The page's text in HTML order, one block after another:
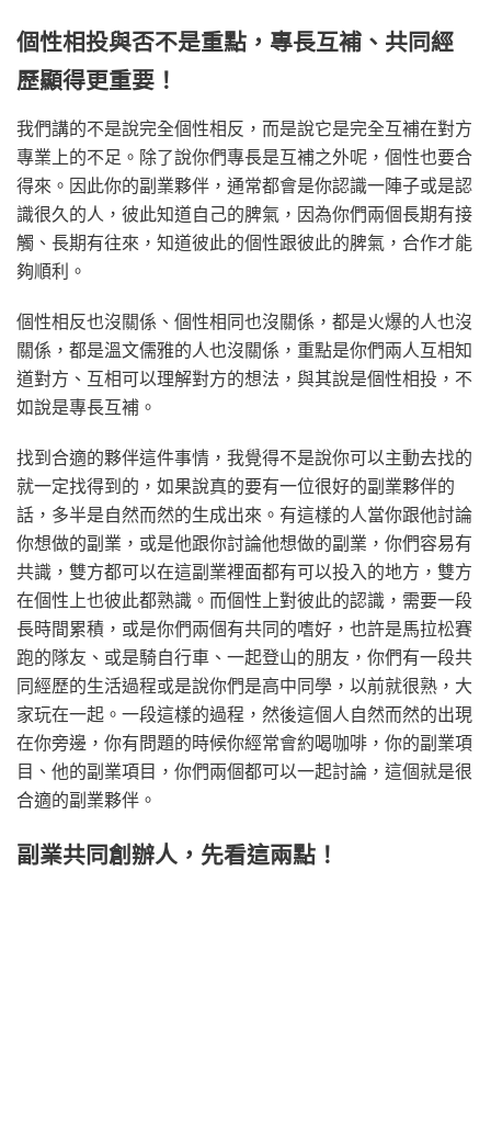
個性相投與否不是重點，專長互補、共同經
歷顯得更重要！
我們講的不是說完全個性相反，而是說它是完全互補在對方
專業上的不足。除了說你們專長是互補之外呢，個性也要合
得來。因此你的副業夥伴，通常都會是你認識一陣子或是認
識很久的人，彼此知道自己的脾氣，因為你們兩個長期有接
觸、長期有往來，知道彼此的個性跟彼此的脾氣，合作才能
夠順利。
個性相反也沒關係、個性相同也沒關係，都是火爆的人也沒
關係，都是溫文儒雅的人也沒關係，重點是你們兩人互相知
道對方、互相可以理解對方的想法，與其說是個性相投，不
如說是專長互補。
找到合適的夥伴這件事情，我覺得不是說你可以主動去找的
就一定找得到的，如果說真的要有一位很好的副業夥伴的
話，多半是自然而然的生成出來。有這樣的人當你跟他討論
你想做的副業，或是他跟你討論他想做的副業，你們容易有
共識，雙方都可以在這副業裡面都有可以投入的地方，雙方
在個性上也彼此都熟識。而個性上對彼此的認識，需要一段
長時間累積，或是你們兩個有共同的嗜好，也許是馬拉松賽
跑的隊友、或是騎自行車、一起登山的朋友，你們有一段共
同經歷的生活過程或是說你們是高中同學，以前就很熟，大
家玩在一起。一段這樣的過程，然後這個人自然而然的出現
在你旁邊，你有問題的時候你經常會約喝咖啡，你的副業項
目、他的副業項目，你們兩個都可以一起討論，這個就是很
合適的副業夥伴。
副業共同創辦人，先看這兩點！